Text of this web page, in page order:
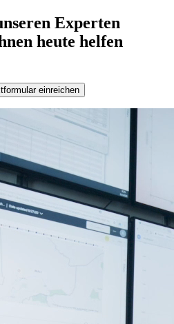
Experten
heute helfen
einreichen